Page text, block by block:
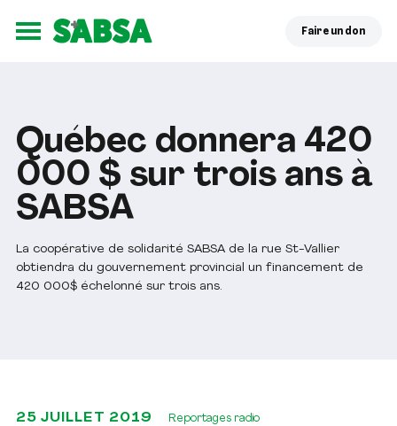
Ouvrir le menu
Faire un don
Québec donnera 420
000 $ sur trois ans à
SABSA
La coopérative de solidarité SABSA de la rue St-Vallier
obtiendra du gouvernement provincial un financement de
420 000$ échelonné sur trois ans.
25 JUILLET 2019 Reportages radio